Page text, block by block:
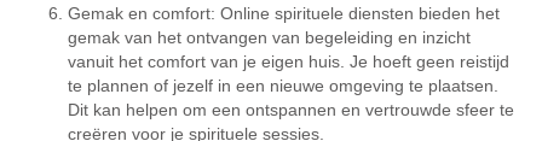
Gemak en comfort: Online spirituele diensten bieden het
gemak van het ontvangen van begeleiding en inzicht
vanuit het comfort van je eigen huis. Je hoeft geen reistijd
te plannen of jezelf in een nieuwe omgeving te plaatsen.
Dit kan helpen om een ontspannen en vertrouwde sfeer te
creëren voor je spirituele sessies.